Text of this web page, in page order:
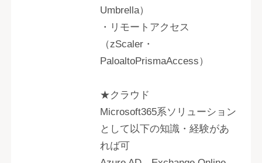
Umbrella）
・リモートアクセス
（zScaler・
PaloaltoPrismaAccess）
★クラウド
Microsoft365系ソリューション
として以下の知識・経験があ
れば可